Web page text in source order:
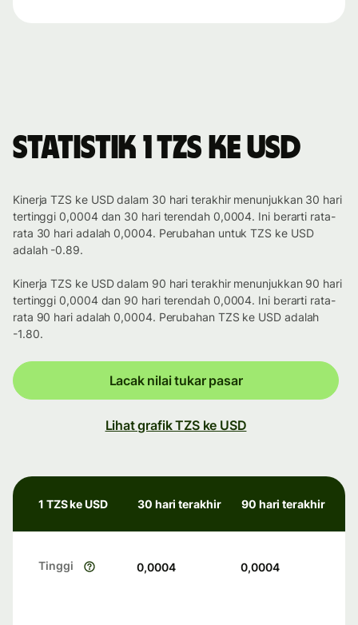
Statistik 1 TZS ke USD
Kinerja TZS ke USD dalam 30 hari terakhir menunjukkan 30 hari
tertinggi 0,0004 dan 30 hari terendah 0,0004. Ini berarti rata-
rata 30 hari adalah 0,0004. Perubahan untuk TZS ke USD
adalah -0.89.
Kinerja TZS ke USD dalam 90 hari terakhir menunjukkan 90 hari
tertinggi 0,0004 dan 90 hari terendah 0,0004. Ini berarti rata-
rata 90 hari adalah 0,0004. Perubahan TZS ke USD adalah
-1.80.
Lacak nilai tukar pasar
Lihat grafik TZS ke USD
1 TZS ke USD 30 hari terakhir 90 hari terakhir
Tinggi 0,0004 0,0004